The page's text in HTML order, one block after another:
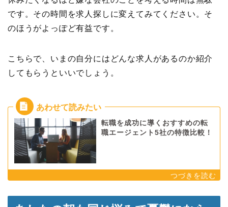
です。その時間を求人探しに変えてみてください。そ
のほうがよっぽど有益です。
こちらで、いまの自分にはどんな求人があるのか紹介
してもらうといいでしょう。
転職を成功に導くおすすめの転
職エージェント5社の特徴比較！